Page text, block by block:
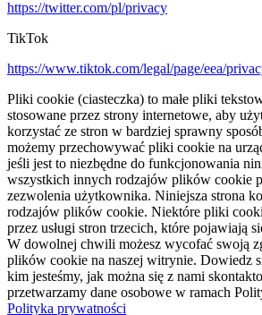
https://twitter.com/pl/privacy
TikTok
https://www.tiktok.com/legal/page/eea/
Pliki cookie (ciasteczka) to małe pliki
stosowane przez strony internetowe, aby
korzystać ze stron w bardziej sprawny
możemy przechowywać pliki cookie na
jeśli jest to niezbędne do funkcjonowania
wszystkich innych rodzajów plików cookie
zezwolenia użytkownika. Niniejsza strona
rodzajów plików cookie. Niektóre pliki
przez usługi stron trzecich, które pojawiają
W dowolnej chwili możesz wycofać swoją
plików cookie na naszej witrynie. Dowiedz
kim jesteśmy, jak można się z nami
przetwarzamy dane osobowe w ramach
Polityka prywatności